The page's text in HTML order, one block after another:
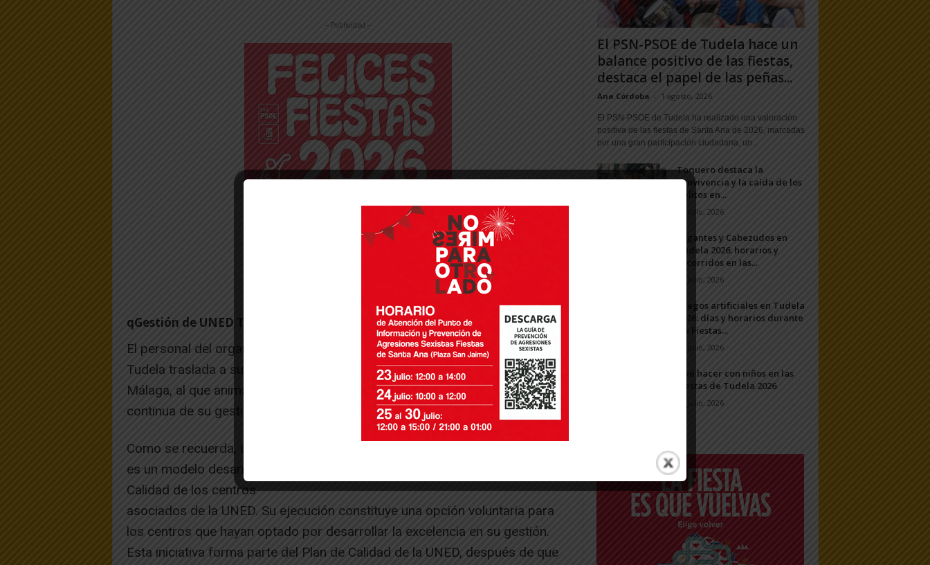
-- Publicidad --
qGestión de UNED Tudela
El personal del organismo certificador del área de qGestión de la UNED de
Tudela traslada a su vez su enhorabuena a todo el equipo de la UNED de
Málaga, al que anima a continuar avanzando en el proceso de mejora
continua de su gestión.
Como se recuerda, el
es un modelo desarrollado por qGestión, en colaboración con el Comité de
Calidad de los centros
asociados de la UNED. Su ejecución constituye una opción voluntaria para
los centros que hayan optado por desarrollar la excelencia en su gestión.
Esta iniciativa forma parte del Plan de Calidad de la UNED, después de que
El PSN-PSOE de Tudela hace un
balance positivo de las fiestas,
destaca el papel de las peñas...
Ana Córdoba - 1 agosto, 2026
El PSN-PSOE de Tudela ha realizado una valoración
positiva de las fiestas de Santa Ana de 2026, marcadas
por una gran participación ciudadana, un...
Toquero destaca la
convivencia y la caída de los
delitos en...
31 julio, 2026
Gigantes y Cabezudos en
Tudela 2026: horarios y
recorridos en las...
25 julio, 2026
Fuegos artificiales en Tudela
2026: días y horarios durante
las Fiestas...
24 julio, 2026
Qué hacer con niños en las
Fiestas de Tudela 2026
23 julio, 2026